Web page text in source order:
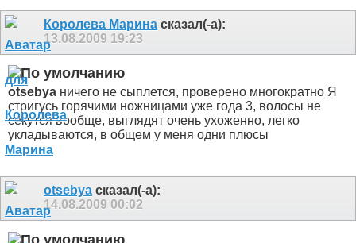
Королева Марина сказал(-а):
13.08.2009 19:23
otsebya ничего не сыплется, проверено многократно Я
стригусь горячими ножницами уже года 3, волосы не
секутся вообще, выглядят очень ухоженно, легко
укладываются, в общем у меня одни плюсы
otsebya сказал(-а):
14.08.2009 00:02